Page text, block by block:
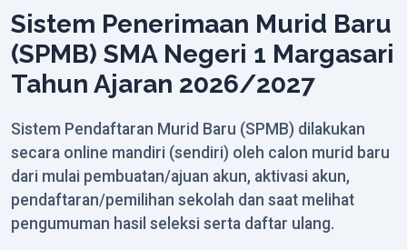
Sistem Penerimaan Murid Baru
(SPMB) SMA Negeri 1 Margasari
Tahun Ajaran 2026/2027
Sistem Pendaftaran Murid Baru (SPMB) dilakukan
secara online mandiri (sendiri) oleh calon murid baru
dari mulai pembuatan/ajuan akun, aktivasi akun,
pendaftaran/pemilihan sekolah dan saat melihat
pengumuman hasil seleksi serta daftar ulang.